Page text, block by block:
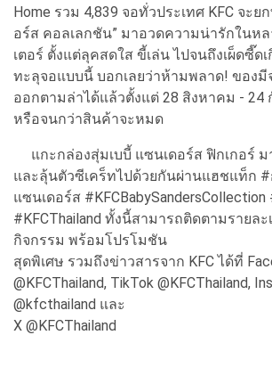
Home รวม 4,839 จอทั่วประเทศ KFC จะย
อร์ส คอลเลกชัน” มาอวดความน่ารักในห
เตอร์ ตั้งแต่ลุคสดใส ขี้เล่น ไปจนถึงเผ็ดซี๊
ทะลุจอแบบนี้ บอกเลยว่าห้ามพลาด! ของมี
ออกตามล่าได้แล้วตั้งแต่ 28 สิงหาคม - 24
หรือจนกว่าสินค้าจะหมด
แกะกล่องสุ่มเบบี้ แซนเดอร์ส ฟิกเกอร์
และลุ้นตัวซีเคร็ทไปด้วยกันผ่านแฮชแท็ก
แซนเดอร์ส #KFCBabySandersCollection
#KFCThailand ทั้งนี้สามารถติดตามรายละ
กิจกรรม พร้อมโปรโมชัน
สุดพิเศษ รวมถึงข่าวสารจาก KFC ได้ที่
@KFCThailand, TikTok @KFCThailand,
@kfcthailand และ
X @KFCThailand